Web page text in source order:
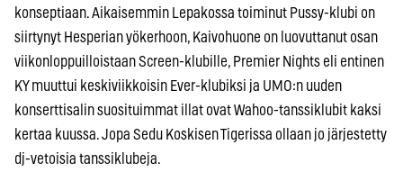
konseptiaan. Aikaisemmin Lepakossa toiminut Pussy-klubi on
siirtynyt Hesperian yökerhoon, Kaivohuone on luovuttanut osan
viikonloppuilloistaan Screen-klubille, Premier Nights eli entinen
KY muuttui keskiviikkoisin Ever-klubiksi ja UMO:n uuden
konserttisalin suosituimmat illat ovat Wahoo-tanssiklubit kaksi
kertaa kuussa. Jopa Sedu Koskisen Tigerissa ollaan jo järjestetty
dj-vetoisia tanssiklubeja.